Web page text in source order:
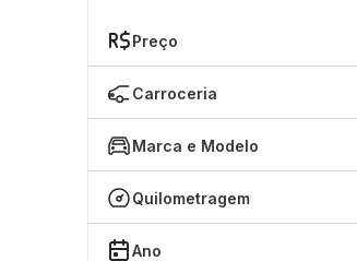
Preço
Carroceria
Marca e Modelo
Quilometragem
Ano